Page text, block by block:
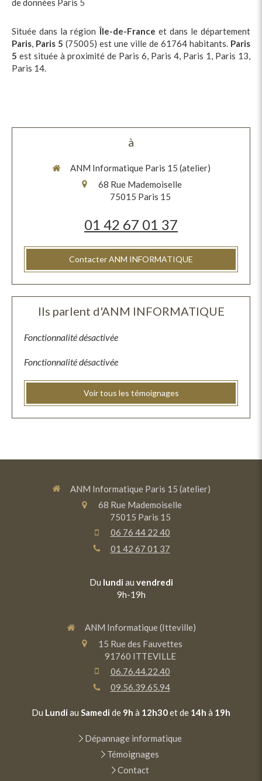
de données Paris 5
Située dans la régionÎle-de-France et dans le département
Paris, Paris 5 (75005) est une ville de 61764 habitants. Paris
5 est située à proximité de Paris 6, Paris 4, Paris 1, Paris 13,
Paris 14.
à
ANM Informatique Paris 15 (atelier)
68 Rue Mademoiselle
75015 Paris 15
01 42 67 01 37
Contacter ANM INFORMATIQUE
Ils parlent d'ANM INFORMATIQUE
Fonctionnalité désactivée
Fonctionnalité désactivée
Voir tous les témoignages
ANM Informatique Paris 15 (atelier)
68 Rue Mademoiselle
75015 Paris 15
06 76 44 22 40
01 42 67 01 37
Du lundi au vendredi
9h-19h
ANM Informatique (Itteville)
15 Rue des Fauvettes
91760 ITTEVILLE
06.76.44.22.40
09.56.39.65.94
Du Lundi au Samedi de 9h à 12h30et de 14h à 19h
Dépannage informatique
Témoignages
Contact